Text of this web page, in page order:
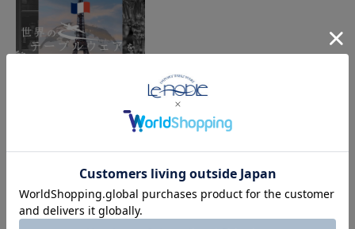
世界のテーブルウェアを
巡る旅 ー フランスの食
卓を楽しむ ティーウェ